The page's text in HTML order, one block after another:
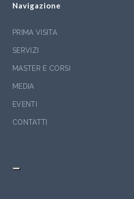
Navigazione
PRIMA VISITA
SERVIZI
MASTER E CORSI
MEDIA
EVENTI
CONTATTI